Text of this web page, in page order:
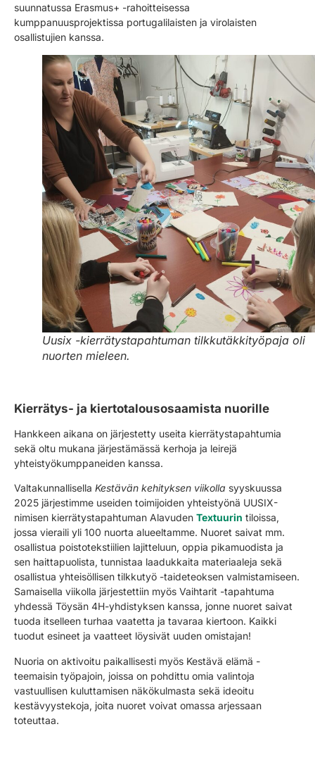
suunnatussa Erasmus+ -rahoitteisessa
kumppanuusprojektissa portugalilaisten ja virolaisten
osallistujien kanssa.
Uusix -kierrätystapahtuman tilkkutäkkityöpaja oli
nuorten mieleen.
Kierrätys- ja kiertotalousosaamista nuorille
Hankkeen aikana on järjestetty useita kierrätystapahtumia
sekä oltu mukana järjestämässä kerhoja ja leirejä
yhteistyökumppaneiden kanssa.
Valtakunnallisella Kestävän kehityksen viikolla syyskuussa
2025 järjestimme useiden toimijoiden yhteistyönä UUSIX-
nimisen kierrätystapahtuman Alavuden Textuurin tiloissa,
jossa vieraili yli 100 nuorta alueeltamme. Nuoret saivat mm.
osallistua poistotekstiilien lajitteluun, oppia pikamuodista ja
sen haittapuolista, tunnistaa laadukkaita materiaaleja sekä
osallistua yhteisöllisen tilkkutyö -taideteoksen valmistamiseen.
Samaisella viikolla järjestettiin myös Vaihtarit -tapahtuma
yhdessä Töysän 4H-yhdistyksen kanssa, jonne nuoret saivat
tuoda itselleen turhaa vaatetta ja tavaraa kiertoon. Kaikki
tuodut esineet ja vaatteet löysivät uuden omistajan!
Nuoria on aktivoitu paikallisesti myös Kestävä elämä -
teemaisin työpajoin, joissa on pohdittu omia valintoja
vastuullisen kuluttamisen näkökulmasta sekä ideoitu
kestävyystekoja, joita nuoret voivat omassa arjessaan
toteuttaa.